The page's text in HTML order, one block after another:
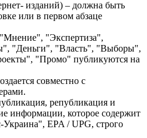
изданий) – должна быть
или в первом абзаце
"Экспертиза",
"Деньги", "Власть", "Выборы",
"Промо" публикуются на
совместно с
републикация и
информации, которое содержит
EPA / UPG, строго